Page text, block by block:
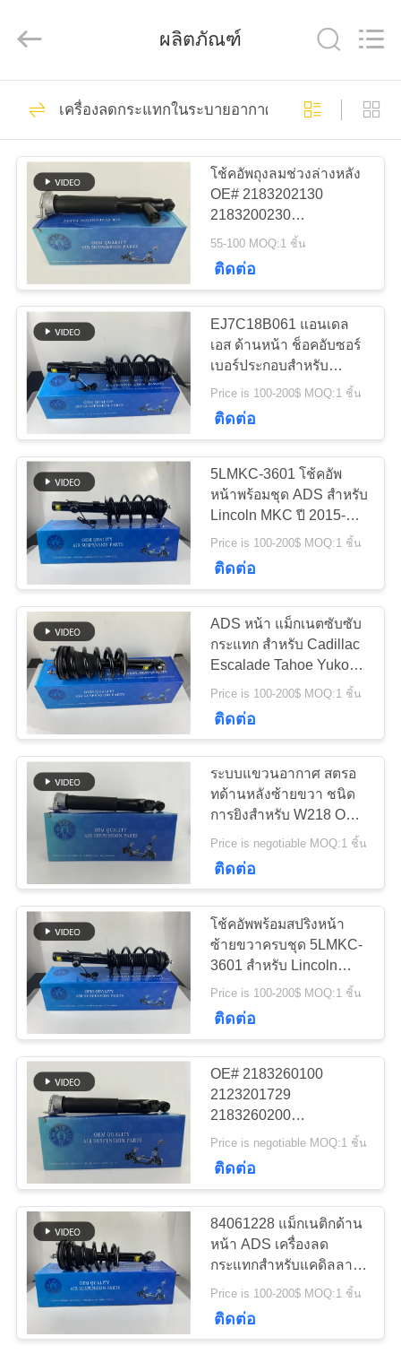
บ้าน
สินค้า
วิดีโอ
เกี่ยว
กับ
เรา
ทัวร์
โรงงาน
ควบคุม
คุณภาพ
ติดต่อ
ข่าว
ใบ
เสนอ
ราคา
แผนผัง
เว็บไซต์
ความ
เป็น
ส่วน
ตัว
นโยบาย
master
All
Reserved.
โช๊คแอร์
3756
สปริงแอร์
1648
Mercedes-Benz Air
Suspension Parts
640
BMW ชิ้นส่วนช่วง
ล่างอากาศ
334
ออดี้แอร์ชิ้นส่วนช่วง
ล่าง
เครื่องลดกระแทกใน
ระบายอากาศ
115
ชิ้นส่วนระบบกัน
สะเทือนของ Land
ผลิตภัณฑ์
เครื่องลดกระแทกในระบายอากาศ
โช้คอัพถุงลมช่วงล่างหลัง
OE# 2183202130
2183200230
2183202230
สำหรับ W218
55-100 MOQ:1 ชิ้น
ติดต่อ
EJ7C18B061 แอนเดล
เอส ด้านหน้า ช็อคอับซอร์
เบอร์ประกอบสําหรับ
ลินคอล์น MKC 2015-
Price is 100-200$ MOQ:1 ชิ้น
ติดต่อ
5LMKC-3601 โช้คอัพ
หน้าพร้อมชุด ADS สำหรับ
Lincoln MKC ปี 2015-
2019
Price is 100-200$ MOQ:1 ชิ้น
ติดต่อ
ADS หน้า แม็กเนตซับซับ
กระแทก สําหรับ Cadillac
Escalade Tahoe Yukon
Silverado 84061228
Price is 100-200$ MOQ:1 ชิ้น
ติดต่อ
ระบบแขวนอากาศ สตรอ
ทด้านหลังซ้ายขวา ชนิด
การยิงสําหรับ W218 OE#
2183200130
2183200230
2183260200
Price is negotiable MOQ:1 ชิ้น
ติดต่อ
โช้คอัพพร้อมสปริงหน้า
ซ้ายขวาครบชุด 5LMKC-
3601 สำหรับ Lincoln
MKC ช่วงล่าง
Price is 100-200$ MOQ:1 ชิ้น
ติดต่อ
OE# 2183260100
2123201729
2183260200
2123201730 โช้คอัพถุง
แบบสั้น สำหรับ W218
Price is negotiable MOQ:1 ชิ้น
ติดต่อ
84061228 แม็กเนติกด้าน
หน้า ADS เครื่องลด
กระแทกสําหรับแคดิลลาค
เอสเคลาเด่ ทาโฮ ยูคอน
Price is 100-200$ MOQ:1 ชิ้น
ติดต่อ